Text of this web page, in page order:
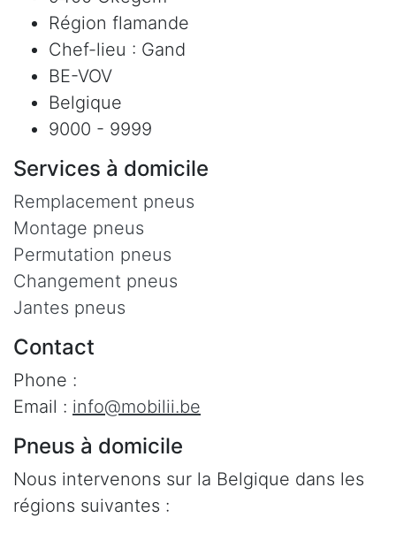
Région flamande
Chef-lieu : Gand
BE-VOV
Belgique
9000 - 9999
Services à domicile
Remplacement pneus
Montage pneus
Permutation pneus
Changement pneus
Jantes pneus
Contact
Phone :
Email : info@mobilii.be
Pneus à domicile
Nous intervenons sur la Belgique dans les
régions suivantes :